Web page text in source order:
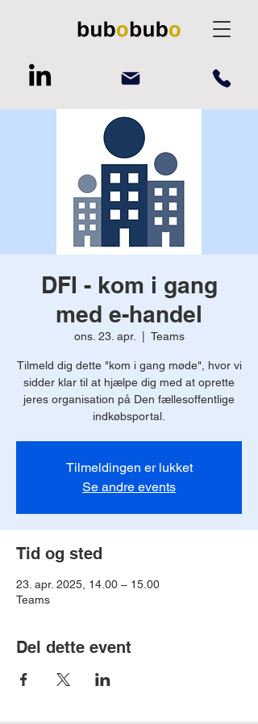
DFI - kom i gang
med e-handel
ons. 23. apr. Teams
Tilmeld dig dette "kom i gang møde", hvor vi
sidder klar til at hjælpe dig med at oprette
jeres organisation på Den fællesoffentlige
indkøbsportal.
Tilmeldingen er lukket
Se andre events
Tid og sted
23. apr. 2025, 14.00 – 15.00
Teams
Del dette event